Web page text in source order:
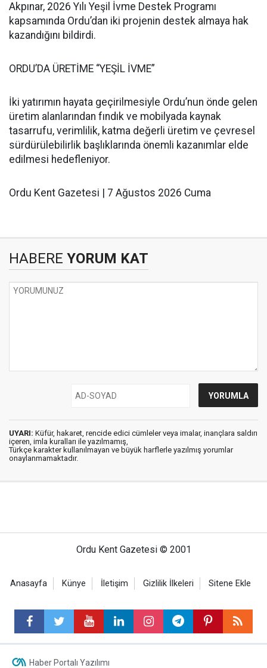
Akpınar, 2026 Yılı Yeşil İvme Destek Programı
kapsamında Ordu’dan iki projenin destek almaya hak
kazandığını bildirdi.
ORDU’DA ÜRETİME “YEŞİL İVME”
İki yatırımın hayata geçirilmesiyle Ordu’nun önde gelen
üretim alanlarından fındık ve mobilyada kaynak
tasarrufu, verimlilik, katma değerli üretim ve çevresel
sürdürülebilirlik başlıklarında önemli kazanımlar elde
edilmesi hedefleniyor.
Ordu Kent Gazetesi | 7 Ağustos 2026 Cuma
HABERE YORUM KAT
UYARI: Küfür, hakaret, rencide edici cümleler veya imalar, inançlara saldırı
içeren, imla kuralları ile yazılmamış,
Türkçe karakter kullanılmayan ve büyük harflerle yazılmış yorumlar
onaylanmamaktadır.
Ordu Kent Gazetesi © 2001
Anasayfa Künye İletişim Gizlilik İlkeleri Sitene Ekle
Haber Portalı Yazılımı